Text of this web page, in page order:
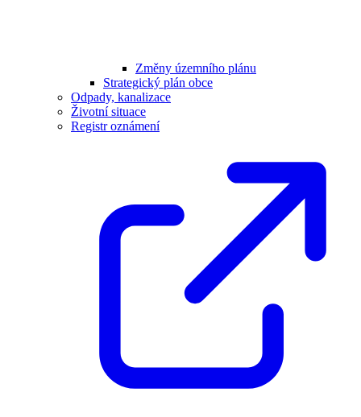
Změny územního plánu
Strategický plán obce
Odpady, kanalizace
Životní situace
Registr oznámení